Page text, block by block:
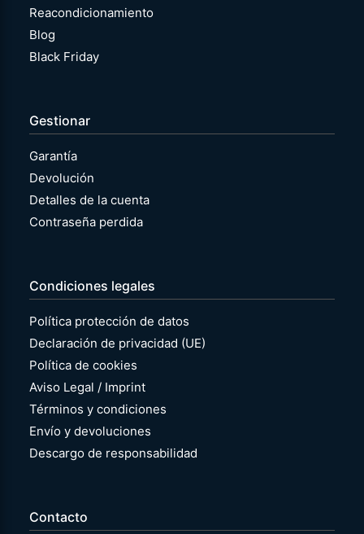
Reacondicionamiento
Blog
Black Friday
Gestionar
Garantía
Devolución
Detalles de la cuenta
Contraseña perdida
Condiciones legales
Política protección de datos
Declaración de privacidad (UE)
Política de cookies
Aviso Legal / Imprint
Términos y condiciones
Envío y devoluciones
Descargo de responsabilidad
Contacto